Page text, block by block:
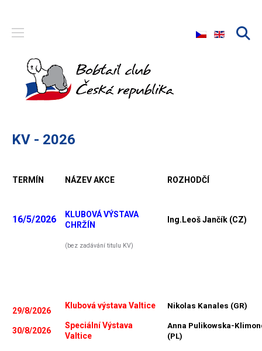
Zvolte jazyk
KV - 2026
TERMÍN NÁZEV AKCE ROZHODČÍ
16/5/2026
KLUBOVÁ VÝSTAVA
CHRŽÍN
(bez zadávání titulu KV)
Ing.Leoš Jančík (CZ)
29/8/2026
30/8/2026
Klubová výstava Valtice
Speciální Výstava
Valtice
Nikolas Kanales (GR)
Anna Pulikowska-
(PL)